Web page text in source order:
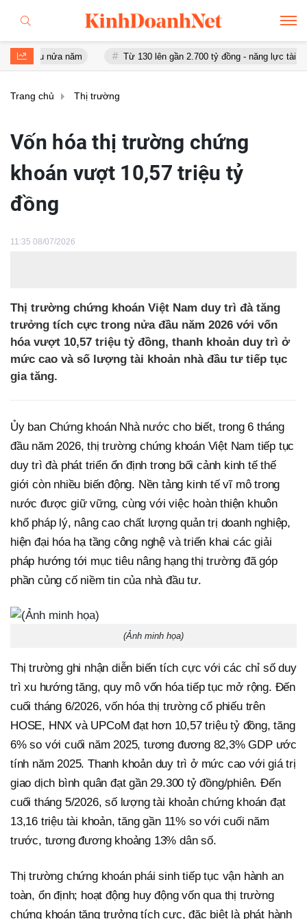
nửa năm Từ 130 lên gần 2.700 tỷ đồng - năng lực tài chính
Trang chủ Thị trường
Vốn hóa thị trường chứng
khoán vượt 10,57 triệu tỷ
đồng
11:35 08/07/2026
Thị trường chứng khoán Việt Nam duy trì đà tăng
trưởng tích cực trong nửa đầu năm 2026 với vốn
hóa vượt 10,57 triệu tỷ đồng, thanh khoản duy trì ở
mức cao và số lượng tài khoản nhà đầu tư tiếp tục
gia tăng.
Ủy ban Chứng khoán Nhà nước cho biết, trong 6 tháng
đầu năm 2026, thị trường chứng khoán Việt Nam tiếp tục
duy trì đà phát triển ổn định trong bối cảnh kinh tế thế
giới còn nhiều biến động. Nền tảng kinh tế vĩ mô trong
nước được giữ vững, cùng với việc hoàn thiện khuôn
khổ pháp lý, nâng cao chất lượng quản trị doanh nghiệp,
hiện đại hóa hạ tầng công nghệ và triển khai các giải
pháp hướng tới mục tiêu nâng hạng thị trường đã góp
phần củng cố niềm tin của nhà đầu tư.
(Ảnh minh họa)
Thị trường ghi nhận diễn biến tích cực với các chỉ số duy
trì xu hướng tăng, quy mô vốn hóa tiếp tục mở rộng. Đến
cuối tháng 6/2026, vốn hóa thị trường cổ phiếu trên
HOSE, HNX và UPCoM đạt hơn 10,57 triệu tỷ đồng, tăng
6% so với cuối năm 2025, tương đương 82,3% GDP ước
tính năm 2025. Thanh khoản duy trì ở mức cao với giá trị
giao dịch bình quân đạt gần 29.300 tỷ đồng/phiên. Đến
cuối tháng 5/2026, số lượng tài khoản chứng khoán đạt
13,16 triệu tài khoản, tăng gần 11% so với cuối năm
trước, tương đương khoảng 13% dân số.
Thị trường chứng khoán phái sinh tiếp tục vận hành an
toàn, ổn định; hoạt động huy động vốn qua thị trường
chứng khoán tăng trưởng tích cực, đặc biệt là phát hành